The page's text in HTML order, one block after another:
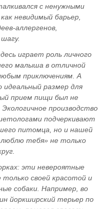
с ненужными
невидимый барьер,
аллергенов,
играет роль личного
малыша в отличной
приключениям. А
размер для
прием пищи был не
производство
подчеркивают
питомца, но и нашей
тебя» не только
эти невероятные
своей красотой и
собаки. Например, во
йоркширский терьер по